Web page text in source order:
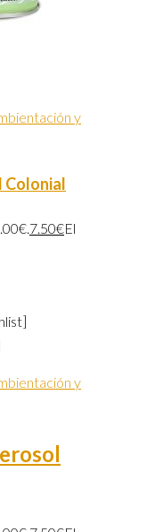
y
Colonial
7.50€El
y